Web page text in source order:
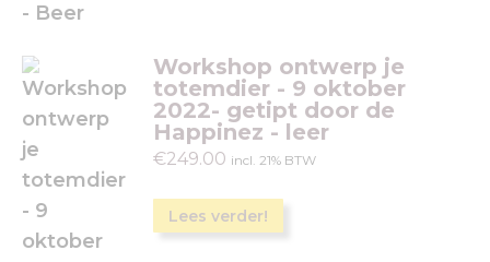
Workshop ontwerp je
totemdier - 9 oktober
2022- getipt door de
Happinez - leer
€249.00 incl. 21% BTW
Lees verder!